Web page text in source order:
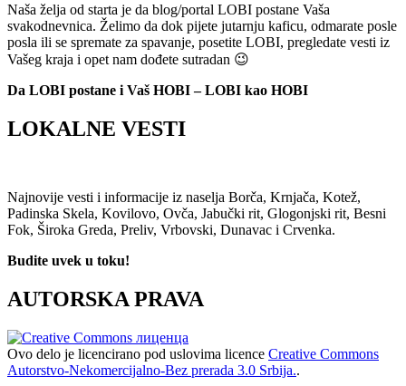
Naša želja od starta je da blog/portal LOBI postane Vaša
svakodnevnica. Želimo da dok pijete jutarnju kaficu, odmarate posle
posla ili se spremate za spavanje, posetite LOBI, pregledate vesti iz
Vašeg kraja i opet nam dođete sutradan 😉
Da LOBI postane i Vaš HOBI – LOBI kao HOBI
LOKALNE VESTI
Najnovije vesti i informacije iz naselja Borča, Krnjača, Kotež,
Padinska Skela, Kovilovo, Ovča, Jabučki rit, Glogonjski rit, Besni
Fok, Široka Greda, Preliv, Vrbovski, Dunavac i Crvenka.
Budite uvek u toku!
AUTORSKA PRAVA
Ovo delo je licencirano pod uslovima licence Creative Commons
Autorstvo-Nekomercijalno-Bez prerada 3.0 Srbija..